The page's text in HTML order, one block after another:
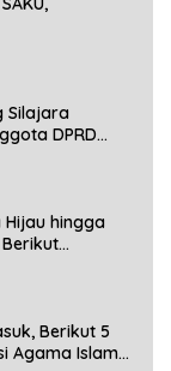
Silajara
DPRD
Hijau hingga
Berikut 5
Agama Islam